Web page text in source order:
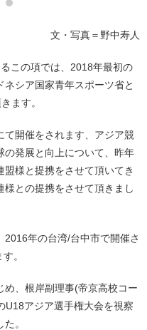
文・写真＝野中寿人
この項では、2018年最初の
シア国家青年スポーツ省と
ます。
開催をされます、アジア競
の発展と向上について、昨年
様と提携をさせて頂いてき
との提携をさせて頂きまし
年の台湾/台中市で開催さ
。
、根岸副理事(帝京高校コー
U18アジア選手権大会を視察
。